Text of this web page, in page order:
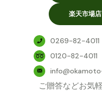
楽天市場店
0269-82-4011
0120-82-4011
ご贈答などお気